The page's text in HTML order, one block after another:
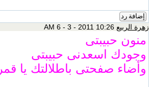
إضافة رد
زهرة الربيع
منون حبيبتى
وجودك اسعدنى حبيبتى
وأضاء صفحتى باطلالتك يا قمر